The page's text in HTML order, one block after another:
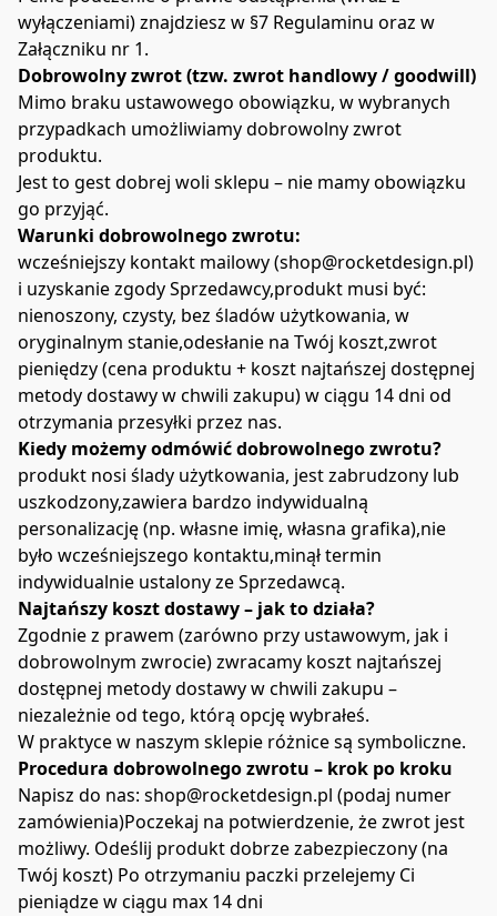
wyłączeniami) znajdziesz w §7 Regulaminu oraz w
Załączniku nr 1.
Dobrowolny zwrot (tzw. zwrot handlowy / goodwill)
Mimo braku ustawowego obowiązku, w wybranych
przypadkach umożliwiamy dobrowolny zwrot
produktu.
Jest to gest dobrej woli sklepu – nie mamy obowiązku
go przyjąć.
Warunki dobrowolnego zwrotu:
wcześniejszy kontakt mailowy (shop@rocketdesign.pl)
i uzyskanie zgody Sprzedawcy,produkt musi być:
nienoszony, czysty, bez śladów użytkowania, w
oryginalnym stanie,odesłanie na Twój koszt,zwrot
pieniędzy (cena produktu + koszt najtańszej dostępnej
metody dostawy w chwili zakupu) w ciągu 14 dni od
otrzymania przesyłki przez nas.
Kiedy możemy odmówić dobrowolnego zwrotu?
produkt nosi ślady użytkowania, jest zabrudzony lub
uszkodzony,zawiera bardzo indywidualną
personalizację (np. własne imię, własna grafika),nie
było wcześniejszego kontaktu,minął termin
indywidualnie ustalony ze Sprzedawcą.
Najtańszy koszt dostawy – jak to działa?
Zgodnie z prawem (zarówno przy ustawowym, jak i
dobrowolnym zwrocie) zwracamy koszt najtańszej
dostępnej metody dostawy w chwili zakupu –
niezależnie od tego, którą opcję wybrałeś.
W praktyce w naszym sklepie różnice są symboliczne.
Procedura dobrowolnego zwrotu – krok po kroku
Napisz do nas: shop@rocketdesign.pl (podaj numer
zamówienia)Poczekaj na potwierdzenie, że zwrot jest
możliwy. Odeślij produkt dobrze zabezpieczony (na
Twój koszt) Po otrzymaniu paczki przelejemy Ci
pieniądze w ciągu max 14 dni